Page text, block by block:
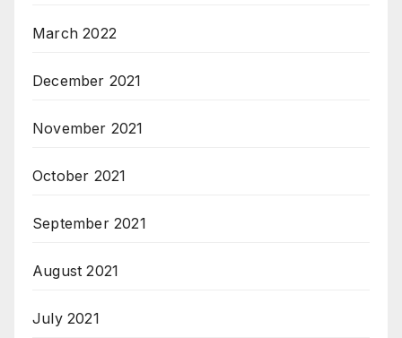
March 2022
December 2021
November 2021
October 2021
September 2021
August 2021
July 2021